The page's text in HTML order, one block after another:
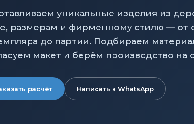
уникальные изделия из
размерам и фирменному стилю — от
до партии. Подбираем
макет и берём производство на
расчёт Написать в WhatsApp